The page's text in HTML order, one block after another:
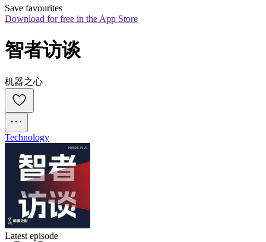
Save favourites
Download for free in the App Store
智者访谈
机器之心
Technology
Latest episode